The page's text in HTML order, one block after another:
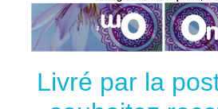
Livré par la